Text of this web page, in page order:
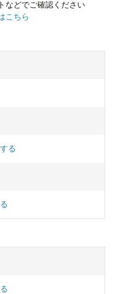
などでご確認ください
こちら
る